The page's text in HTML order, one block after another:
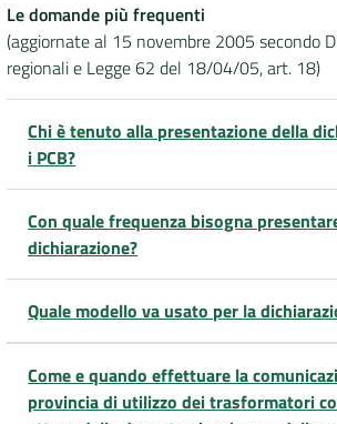
SERVIZI
DATI
AMBIENTALI
Seguici
su
Le domande più frequenti
(aggiornate al 15 novembre 2005 secondo
regionali e Legge 62 del 18/04/05, art. 18)
Chi è tenuto alla presentazione della
i PCB?
Con quale frequenza bisogna
dichiarazione?
Quale modello va usato per la
Come e quando effettuare la
provincia di utilizzo dei trasformatori